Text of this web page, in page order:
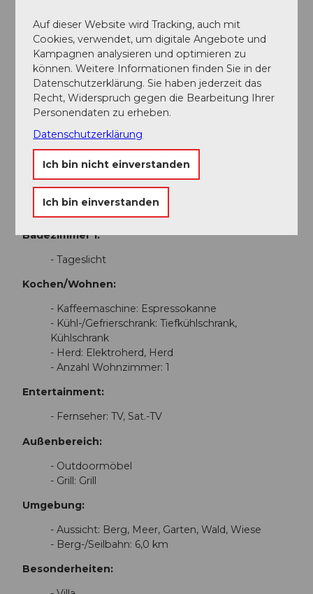
Basisinformationen:
- Haustiere erlaubt: 2
- erlaubte Hundegröße: groß (über 60 cm)
- Unterkunftstyp: Ferienhaus
- befindet sich in: nichts zutreffend
- Heizung: teilweise
- komplett eingefriedet (mit Mauer, Zaun oder
Hecke)
- Private PKW-Stellplätze insgesamt für diese
Badezimmer 1:
- Tageslicht
Kochen/Wohnen:
- Kaffeemaschine: Espressokanne
- Kühl-/Gefrierschrank: Tiefkühlschrank,
Kühlschrank
- Herd: Elektroherd, Herd
- Anzahl Wohnzimmer: 1
Entertainment:
- Fernseher: TV, Sat.-TV
Außenbereich:
- Outdoormöbel
- Grill: Grill
Umgebung:
- Aussicht: Berg, Meer, Garten, Wald, Wiese
- Berg-/Seilbahn: 6,0 km
Besonderheiten:
Auf dieser Website wird Tracking, auch mit
Cookies, verwendet, um digitale Angebote und
Kampagnen analysieren und optimieren zu
können. Weitere Informationen finden Sie in der
Datenschutzerklärung. Sie haben jederzeit das
Recht, Widerspruch gegen die Bearbeitung Ihrer
Personendaten zu erheben.
Datenschutzerklärung
Ich bin nicht einverstanden
Ich bin einverstanden